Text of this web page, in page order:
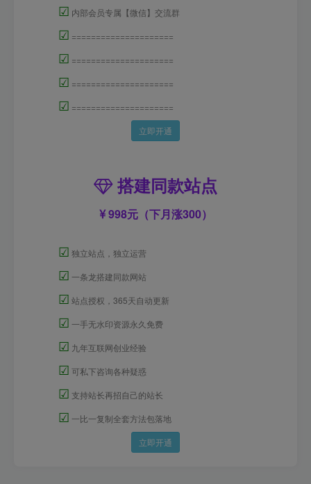
☑ 内部会员专属【微信】交流群
☑ =====================
☑ =====================
☑ =====================
☑ =====================
立即开通
搭建同款站点
998元（下月涨300）
☑ 独立站点，独立运营
☑ 一条龙搭建同款网站
☑ 站点授权，365天自动更新
☑ 一手无水印资源永久免费
☑ 九年互联网创业经验
☑ 可私下咨询各种疑惑
☑ 支持站长再招自己的站长
☑ 一比一复制全套方法包落地
立即开通